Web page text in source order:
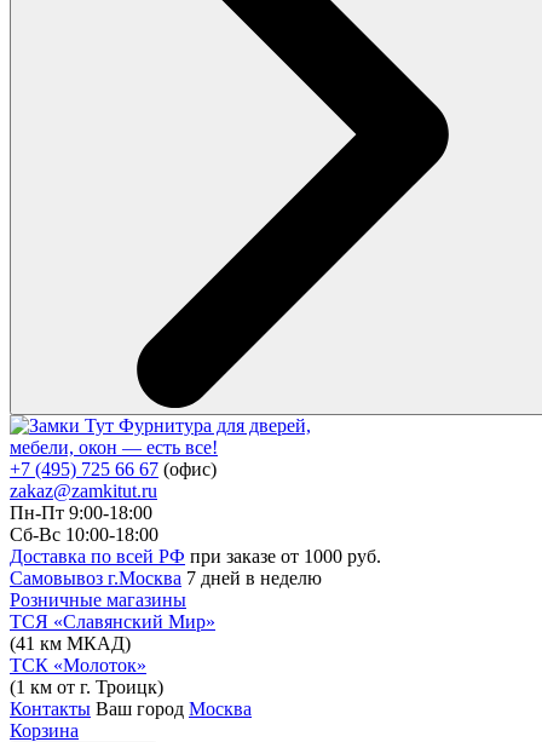
Фурнитура для дверей,
мебели, окон — есть все!
+7 (495) 725 66 67 (офис)
zakaz@zamkitut.ru
Пн-Пт 9:00-18:00
Сб-Вс 10:00-18:00
Доставка по всей РФ при заказе от 1000 руб.
Самовывоз г.Москва 7 дней в неделю
Розничные магазины
ТСЯ «Славянский Мир»
(41 км МКАД)
ТСК «Молоток»
(1 км от г. Троицк)
Контакты Ваш город Москва
Корзина